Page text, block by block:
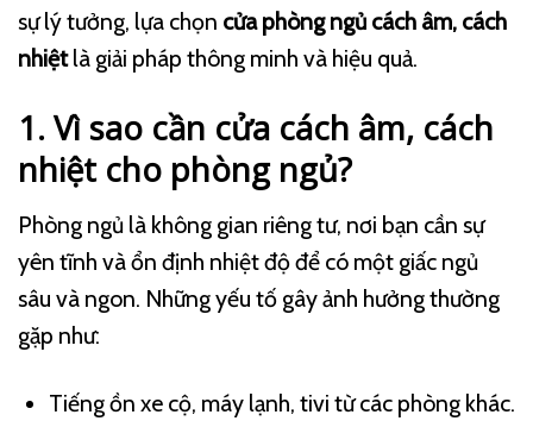
sự lý tưởng, lựa chọn cửa phòng ngủ cách âm, cách
nhiệtlà giải pháp thông minh và hiệu quả.
1. Vì sao cần cửa cách âm, cách
nhiệt cho phòng ngủ?
Phòng ngủ là không gian riêng tư, nơi bạn cần sự
yên tĩnh và ổn định nhiệt độ để có một giấc ngủ
sâu và ngon. Những yếu tố gây ảnh hưởng thường
gặp như:
Tiếng ồn xe cộ, máy lạnh, tivi từ các phòng khác.